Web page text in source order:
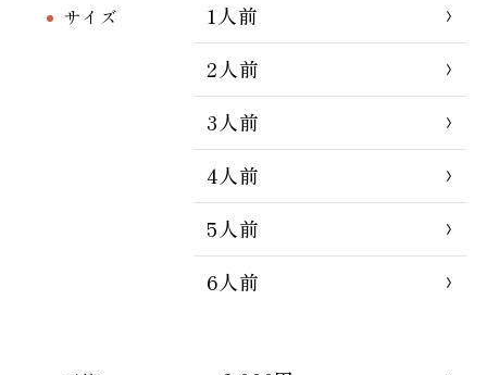
サイズ
1人前
2人前
3人前
4人前
5人前
6人前